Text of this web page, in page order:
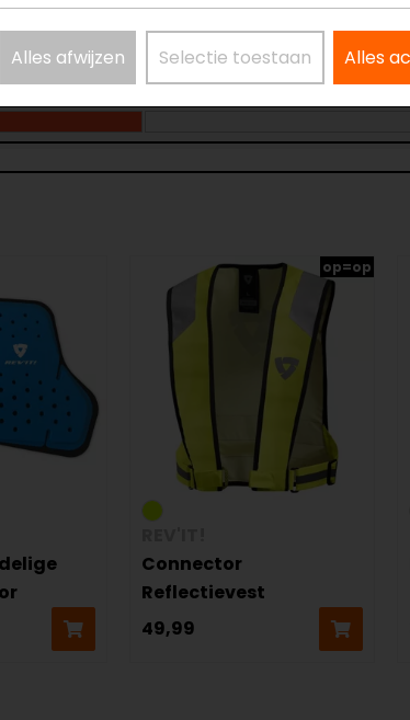
op=op
Connector
Reflectievest
49,99
Alles afwijzen Selectie toestaan Alles